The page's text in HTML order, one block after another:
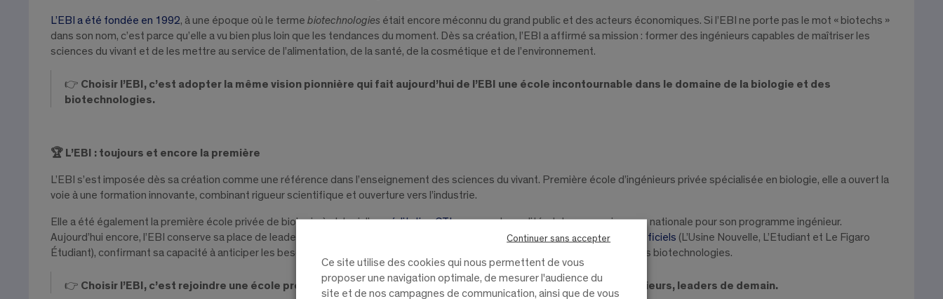
L’EBI a été fondée en 1992, à une époque où le terme biotechnologies était encore méconnu du grand public et des acteurs économiques. Si l’EBI ne porte pas le mot « biotechs »
dans son nom, c’est parce qu’elle a vu bien plus loin que les tendances du moment. Dès sa création, l’EBI a affirmé sa mission : former des ingénieurs capables de maîtriser les
sciences du vivant et de les mettre au service de l’alimentation, de la santé, de la cosmétique et de l’environnement.
👉 Choisir l’EBI, c’est adopter la même vision pionnière qui fait aujourd’hui de l’EBI une école incontournable dans le domaine de la biologie et des
biotechnologies.
🏆 L’EBI : toujours et encore la première
L’EBI s’est imposée dès sa création comme une référence dans l’enseignement des sciences du vivant. Première école d’ingénieurs privée spécialisée en biologie, elle a ouvert la
voie à une formation innovante, combinant rigueur scientifique et ouverture vers l’industrie.
Elle a été également la première école privée de biologie à obtenir l’accréditation CTI, un gage de qualité et de reconnaissance nationale pour son programme ingénieur.
Aujourd’hui encore, l’EBI conserve sa place de leader parmi les écoles d’ingénieurs privées en biologie dans lesclassements officiels (L’Usine Nouvelle, L’Etudiant et Le Figaro
Étudiant), confirmant sa capacité à anticiper les besoins des secteurs de la santé, de l’agroalimentaire, de la cosmétique et des biotechnologies.
👉 Choisir l’EBI, c’est rejoindre une école précurseur et reconnue, qui forme les ingénieurs et assistants ingénieurs, leaders de demain.
Continuer sans accepter
Ce site utilise des cookies qui nous permettent de vous
proposer une navigation optimale, de mesurer l'audience du
site et de nos campagnes de communication, ainsi que de vous